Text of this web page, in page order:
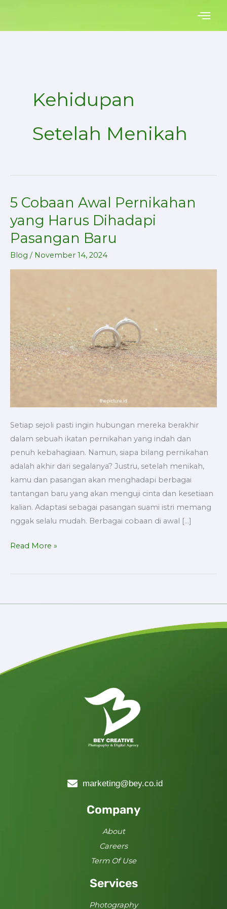
content
Kehidupan
Setelah Menikah
5 Cobaan Awal Pernikahan
yang Harus Dihadapi
Pasangan Baru
Blog / November 14, 2024
Setiap sejoli pasti ingin hubungan mereka berakhir
dalam sebuah ikatan pernikahan yang indah dan
penuh kebahagiaan. Namun, siapa bilang pernikahan
adalah akhir dari segalanya? Justru, setelah menikah,
kamu dan pasangan akan menghadapi berbagai
tantangan baru yang akan menguji cinta dan kesetiaan
kalian. Adaptasi sebagai pasangan suami istri memang
nggak selalu mudah. Berbagai cobaan di awal […]
5
Awal
Pernikahan
yang
Harus
Read More »
marketing@bey.co.id
Company
About
Careers
Term Of Use
Services
Photography